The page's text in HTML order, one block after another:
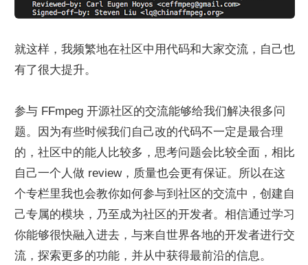
就这样，我频繁地在社区中用代码和大家交流，自己也
有了很大提升。
参与 FFmpeg 开源社区的交流能够给我们解决很多问
题。因为有些时候我们自己改的代码不一定是最合理
的，社区中的能人比较多，思考问题会比较全面，相比
自己一个人做 review，质量也会更有保证。所以在这
个专栏里我也会教你如何参与到社区的交流中，创建自
己专属的模块，乃至成为社区的开发者。相信通过学习
你能够很快融入进去，与来自世界各地的开发者进行交
流，探索更多的功能，并从中获得最前沿的信息。